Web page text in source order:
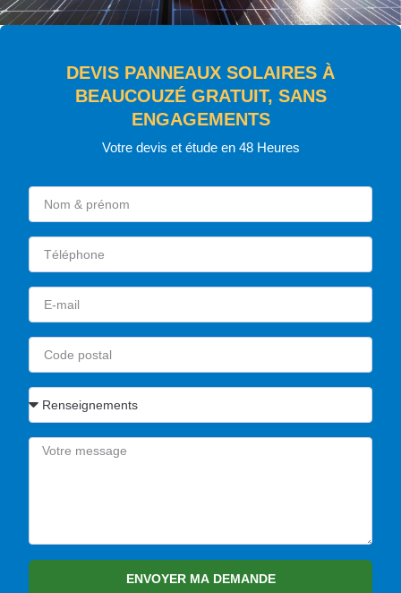
DEVIS PANNEAUX SOLAIRES À
BEAUCOUZÉ GRATUIT, SANS
ENGAGEMENTS
Votre devis et étude en 48 Heures
ENVOYER MA DEMANDE